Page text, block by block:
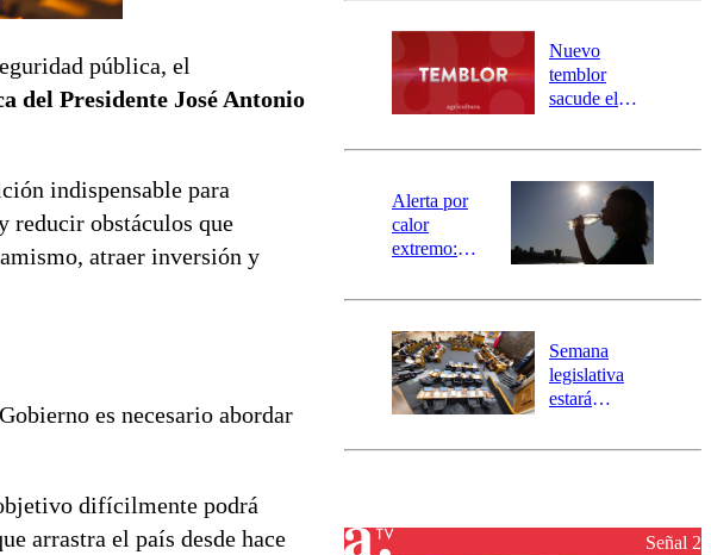
pública, el
del Presidente José Antonio
indispensable para
reducir obstáculos que
atraer inversión y
es necesario abordar
difícilmente podrá
arrastra el país desde hace
río Damas:
activa
mensajería
SAE
Nuevo
temblor
sacude el
revisa la
epicentro
Alerta por
calor
extremo:
activa Alerta
Preventiva en
tres comunas
Semana
legislativa
estará
el fin de la
reconstrucciónSeñal 2